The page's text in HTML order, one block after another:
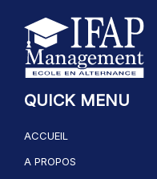
QUICK MENU
ACCUEIL
A PROPOS